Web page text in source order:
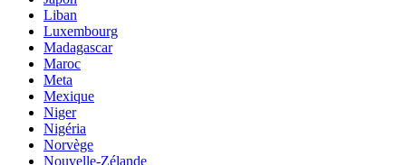
Liban
Luxembourg
Madagascar
Maroc
Meta
Mexique
Niger
Nigéria
Norvège
Nouvelle-Zélande